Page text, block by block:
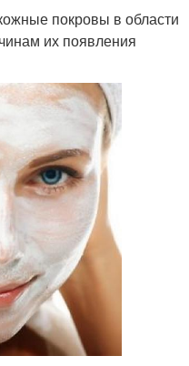
покровы в области
их появления